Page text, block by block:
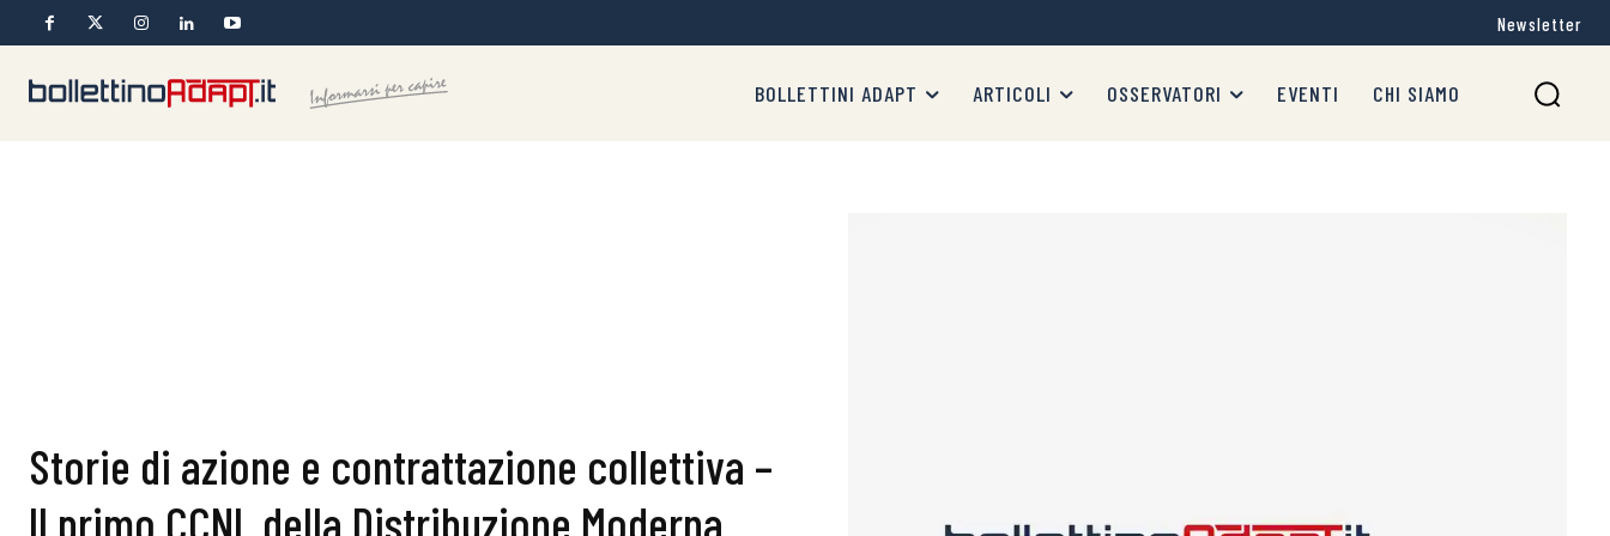
Newsletter
BOLLETTINI ADAPT ARTICOLI OSSERVATORI EVENTI CHI SIAMO
Storie di azione e contrattazione collettiva –
Il primo CCNL della Distribuzione Moderna